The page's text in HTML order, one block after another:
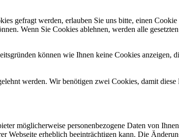
gefragt werden, erlauben Sie uns bitte, einen
Wenn Sie Cookies ablehnen, werden alle
können wie Ihnen keine Cookies anzeigen,
werden. Wir benötigen zwei Cookies, damit diese
möglicherweise personenbezogene Daten von
Webseite erheblich beeinträchtigen kann. Die